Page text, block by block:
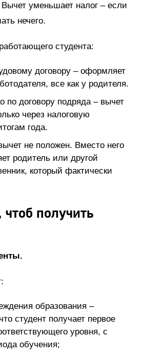
уменьшает налог – если
нечего.
студента:
договору – оформляет
все как у родителя.
по договору подряда – вычет
через налоговую
года.
не положен. Вместо него
родитель или другой
который фактически
чтоб получить
образования –
студент получает первое
уровня, с
обучения;